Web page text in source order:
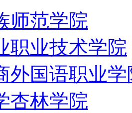
师范学院
职业技术学院
外国语职业
杏林学院